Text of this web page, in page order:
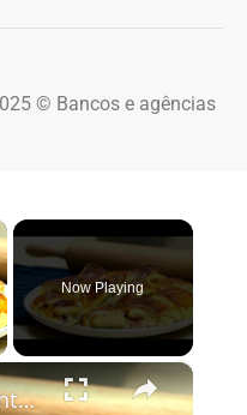
© Bancos e agências
Now Playing
×
Joelho de Presunto e Queijo: Receita de Enroladinho Fofinho